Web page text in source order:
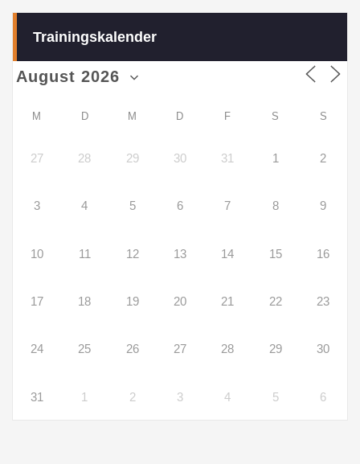
Trainingskalender
M D M D F S S
27 28 29 30 31 1 2
3 4 5 6 7 8 9
10 11 12 13 14 15 16
17 18 19 20 21 22 23
24 25 26 27 28 29 30
31 1 2 3 4 5 6